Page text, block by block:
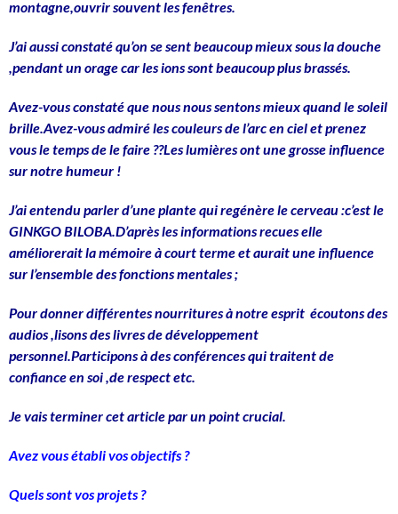
montagne,ouvrir souvent les fenêtres.
J’ai aussi constaté qu’on se sent beaucoup mieux sous la douche
,pendant un orage car les ions sont beaucoup plus brassés.
Avez-vous constaté que nous nous sentons mieux quand le soleil
brille.Avez-vous admiré les couleurs de l’arc en ciel et prenez
vous le temps de le faire ??Les lumières ont une grosse influence
sur notre humeur !
J’ai entendu parler d’une plante qui regénère le cerveau :c’est le
GINKGO BILOBA.D’après les informations recues elle
améliorerait la mémoire à court terme et aurait une influence
sur l’ensemble des fonctions mentales ;
Pour donner différentes nourritures à notre esprit écoutons des
audios ,lisons des livres de développement
personnel.Participons à des conférences qui traitent de
confiance en soi ,de respect etc.
Je vais terminer cet article par un point crucial.
Avez vous établi vos objectifs ?
Quels sont vos projets ?